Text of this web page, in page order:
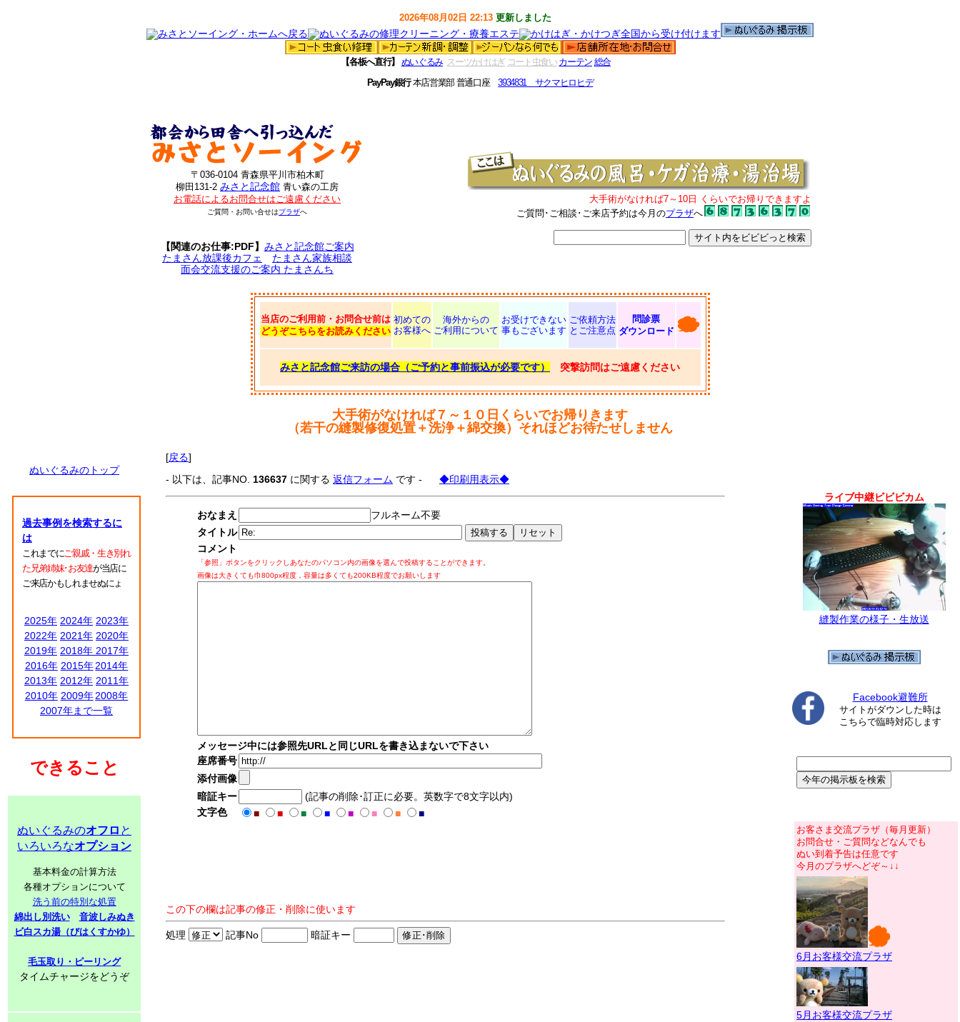
2026年08月02日 22:13 更新しました
【各板へ直行】 ぬいぐるみ スーツかけはぎ コート虫食い カーテン 総合
PayPay銀行本店営業部 普通口座3934831 サクマヒロヒデ
〒036-0104 青森県平川市柏木町
柳田131-2 みさと記念館 青い森の工房
お電話によるお問合せはご遠慮ください
ご質問・お問い合せはプラザへ
【関連のお仕事:PDF】 みさと記念館ご案内
たまさん放課後カフェ
たまさん家族相談
面会交流支援のご案内 たまさんち
大手術がなければ7～10日 くらいでお帰りできますよ
ご質問･ご相談･ご来店予約は今月のプラザへ
当店のご利用前・お問合せ前は
どうぞこちらをお読みください
初めての
お客様へ
海外からの
ご利用について
お受けできない
事もございます
ご依頼方法
とご注意点
問診票
ダウンロード
みさと記念館ご来訪の場合（ご予約と事前振込が必要です） 突撃訪問はご遠慮ください
大手術がなければ７～１０日くらいでお帰りきます
（若干の縫製修復処置＋洗浄＋綿交換）それほどお待たせしません
ぬいぐるみのトップ
過去事例を検索するに
は
これまでにご親戚・生き別れ
た兄弟姉妹･お友達が当店に
ご来店かもしれませぬにょ
2025年 2024年 2023年
2022年 2021年 2020年
2019年 2018年 2017年
2016年 2015年 2014年
2013年 2012年 2011年
2010年 2009年 2008年
2007年まで一覧
できること
ぬいぐるみのオフロ と
いろいろなオプション
基本料金の計算方法
各種オプションについて
洗う前の特別な処置
綿出し別洗い
音波しみぬき
ビ白スカ湯（びはくすかゆ）
毛玉取り・ピーリング
タイムチャージをどうぞ
[戻る]
- 以下は、記事NO. 136637 に関する 返信フォーム です - ◆印刷用表示◆
おなまえ
フルネーム不要
タイトル
コメント
「参照」ボタンをクリックしあなたのパソコン内の画像を選んで投稿することができます。
画像は大きくても巾800px程度，容量は多くても200KB程度でお願いします
メッセージ中には参照先URLと同じURLを書き込まないで下さい
座席番号
添付画像
暗証キー
(記事の削除･訂正に必要。英数字で8文字以内)
文字色
■ ■ ■ ■ ■ ■ ■ ■
この下の欄は記事の修正・削除に使います
処理 記事No 暗証キー
ライブ中継ビビビカム
縫製作業の様子・生放送
Facebook避難所
サイトがダウンした時は
こちらで臨時対応します
お客さま交流プラザ（毎月更新）
お問合せ・ご質問などなんでも
ぬい到着予告は任意です
今月のプラザへどぞ～↓↓
6月お客様交流プラザ
5月お客様交流プラザ